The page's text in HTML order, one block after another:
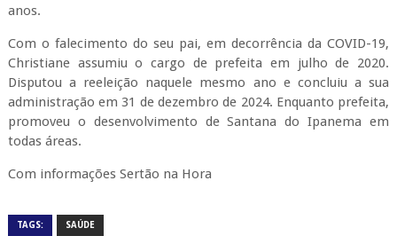
anos.
Com o falecimento do seu pai, em decorrência da COVID-19,
Christiane assumiu o cargo de prefeita em julho de 2020.
Disputou a reeleição naquele mesmo ano e concluiu a sua
administração em 31 de dezembro de 2024. Enquanto prefeita,
promoveu o desenvolvimento de Santana do Ipanema em
todas áreas.
Com informações Sertão na Hora
TAGS: SAÚDE